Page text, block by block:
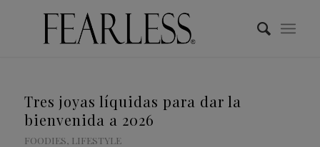
Tres joyas líquidas para dar la
bienvenida a 2026
FOODIES, LIFESTYLE